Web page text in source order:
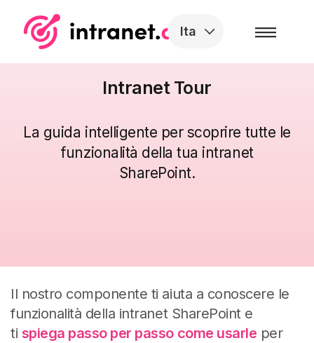
Ita
Intranet Tour
La guida intelligente per scoprire tutte le
funzionalità della tua intranet
SharePoint.
Il nostro componente ti aiuta a conoscere le
funzionalità della intranet SharePoint e
ti spiega passo per passo come usarle per